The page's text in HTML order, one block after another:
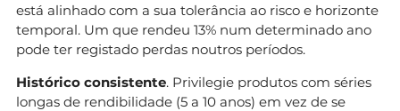
está alinhado com a sua tolerância ao risco e horizonte
temporal. Um que rendeu 13% num determinado ano
pode ter registado perdas noutros períodos.
Histórico consistente. Privilegie produtos com séries
longas de rendibilidade (5 a 10 anos) em vez de se